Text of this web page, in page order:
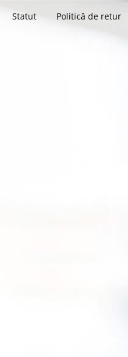
Statut Politică de retur